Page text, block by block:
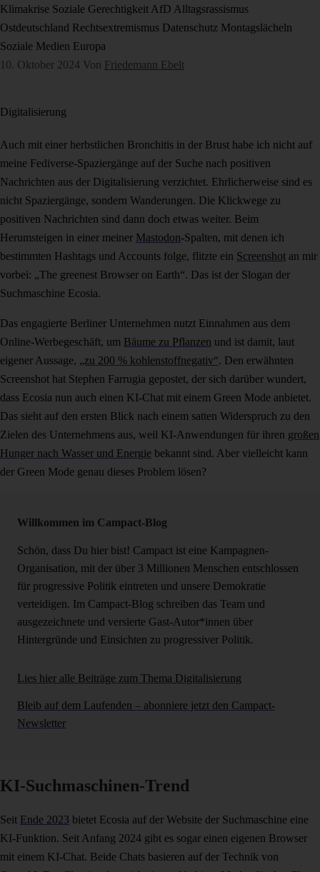
Klimakrise Soziale Gerechtigkeit AfD Alltagsrassismus
Ostdeutschland Rechtsextremismus Datenschutz Montagslächeln
Soziale Medien Europa
10. Oktober 2024 Von Friedemann Ebelt
Digitalisierung
Auch mit einer herbstlichen Bronchitis in der Brust habe ich nicht auf
meine Fediverse-Spaziergänge auf der Suche nach positiven
Nachrichten aus der Digitalisierung verzichtet. Ehrlicherweise sind es
nicht Spaziergänge, sondern Wanderungen. Die Klickwege zu
positiven Nachrichten sind dann doch etwas weiter. Beim
Herumsteigen in einer meiner Mastodon-Spalten, mit denen ich
bestimmten Hashtags und Accounts folge, flitzte ein Screenshot an mir
vorbei: „The greenest Browser on Earth“. Das ist der Slogan der
Suchmaschine Ecosia.
Das engagierte Berliner Unternehmen nutzt Einnahmen aus dem
Online-Werbegeschäft, um Bäume zu Pflanzen und ist damit, laut
eigener Aussage, „zu 200 % kohlenstoffnegativ“. Den erwähnten
Screenshot hat Stephen Farrugia gepostet, der sich darüber wundert,
dass Ecosia nun auch einen KI-Chat mit einem Green Mode anbietet.
Das sieht auf den ersten Blick nach einem satten Widerspruch zu den
Zielen des Unternehmens aus, weil KI-Anwendungen für ihren großen
Hunger nach Wasser und Energie bekannt sind. Aber vielleicht kann
der Green Mode genau dieses Problem lösen?
Willkommen im Campact-Blog
Schön, dass Du hier bist! Campact ist eine Kampagnen-
Organisation, mit der über 3 Millionen Menschen entschlossen
für progressive Politik eintreten und unsere Demokratie
verteidigen. Im Campact-Blog schreiben das Team und
ausgezeichnete und versierte Gast-Autor*innen über
Hintergründe und Einsichten zu progressiver Politik.
Lies hier alle Beiträge zum Thema Digitalisierung
Bleib auf dem Laufenden – abonniere jetzt den Campact-
Newsletter
KI-Suchmaschinen-Trend
Seit Ende 2023 bietet Ecosia auf der Website der Suchmaschine eine
KI-Funktion. Seit Anfang 2024 gibt es sogar einen eigenen Browser
mit einem KI-Chat. Beide Chats basieren auf der Technik von